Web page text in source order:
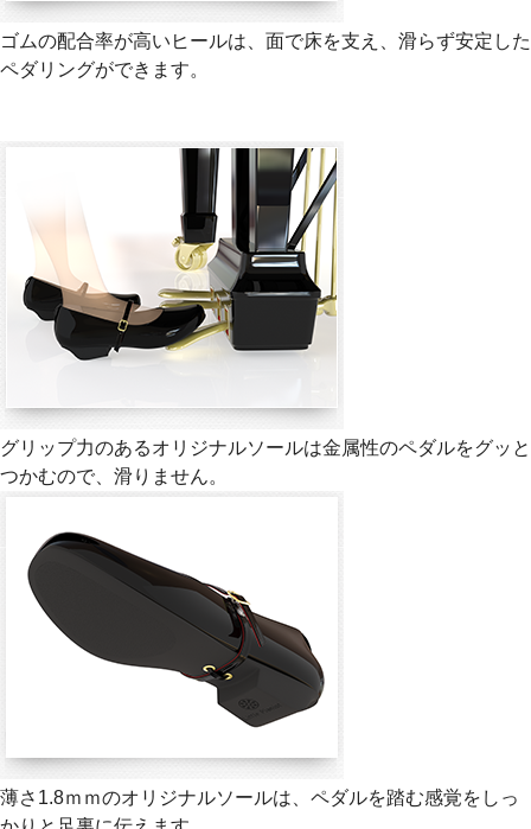
ゴムの配合率が高いヒールは、面で床を支え、滑らず安定した
ペダリングができます。
グリップ力のあるオリジナルソールは金属性のペダルをグッと
つかむので、滑りません。
薄さ1.8ｍｍのオリジナルソールは、ペダルを踏む感覚をしっ